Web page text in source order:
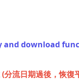
download
(分流日期過後，恢復